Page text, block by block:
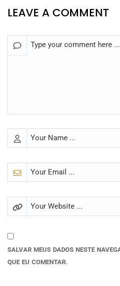
LEAVE A COMMENT
SALVAR MEUS DADOS NESTE
QUE EU COMENTAR.